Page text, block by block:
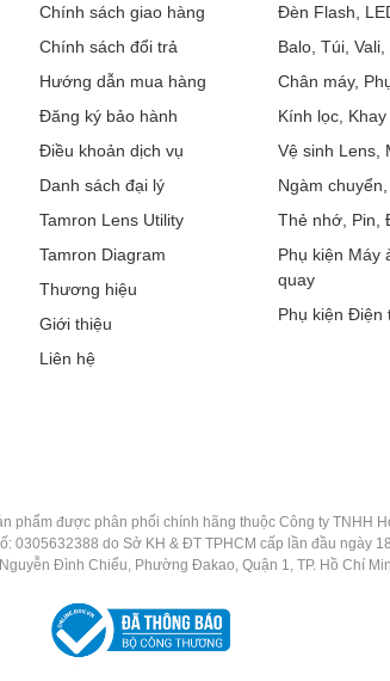
Chính sách giao hàng
Chính sách đổi trả
Hướng dẫn mua hàng
Đăng ký bảo hành
Điều khoản dịch vụ
Danh sách đại lý
Tamron Lens Utility
Tamron Diagram
Thương hiệu
Giới thiệu
Liên hệ
Đèn Flash,
Balo, Túi,
Chân máy,
Kính lọc,
Vệ sinh Lens,
Ngàm
Thẻ nhớ, Pin,
Phụ kiện Máy
quay
Phụ kiện Điện
phẩm được phân phối chính hãng thuộc Công ty TNHH
0305632388 do Sở KH & ĐT TPHCM cấp lần đầu ngày
Đình Chiểu, Phường Đakao, Quận 1, TP. Hồ Chí